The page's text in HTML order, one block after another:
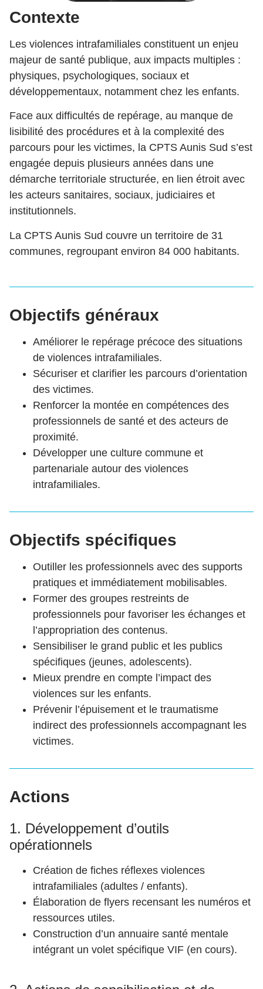
Contexte
Les violences intrafamiliales constituent un enjeu
majeur de santé publique, aux impacts multiples :
physiques, psychologiques, sociaux et
développementaux, notamment chez les enfants.
Face aux difficultés de repérage, au manque de
lisibilité des procédures et à la complexité des
parcours pour les victimes, la CPTS Aunis Sud s’est
engagée depuis plusieurs années dans une
démarche territoriale structurée, en lien étroit avec
les acteurs sanitaires, sociaux, judiciaires et
institutionnels.
La CPTS Aunis Sud couvre un territoire de 31
communes, regroupant environ 84 000 habitants.
Objectifs généraux
Améliorer le repérage précoce des situations
de violences intrafamiliales.
Sécuriser et clarifier les parcours d’orientation
des victimes.
Renforcer la montée en compétences des
professionnels de santé et des acteurs de
proximité.
Développer une culture commune et
partenariale autour des violences
intrafamiliales.
Objectifs spécifiques
Outiller les professionnels avec des supports
pratiques et immédiatement mobilisables.
Former des groupes restreints de
professionnels pour favoriser les échanges et
l’appropriation des contenus.
Sensibiliser le grand public et les publics
spécifiques (jeunes, adolescents).
Mieux prendre en compte l’impact des
violences sur les enfants.
Prévenir l’épuisement et le traumatisme
indirect des professionnels accompagnant les
victimes.
Actions
1. Développement d’outils
opérationnels
Création de fiches réflexes violences
intrafamiliales (adultes / enfants).
Élaboration de flyers recensant les numéros et
ressources utiles.
Construction d’un annuaire santé mentale
intégrant un volet spécifique VIF (en cours).